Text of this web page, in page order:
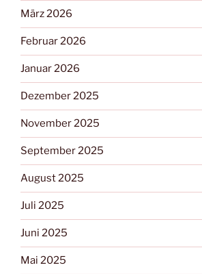
März 2026
Februar 2026
Januar 2026
Dezember 2025
November 2025
September 2025
August 2025
Juli 2025
Juni 2025
Mai 2025